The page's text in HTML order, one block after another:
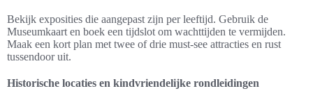
Bekijk exposities die aangepast zijn per leeftijd. Gebruik de
Museumkaart en boek een tijdslot om wachttijden te vermijden.
Maak een kort plan met twee of drie must-see attracties en rust
tussendoor uit.
Historische locaties en kindvriendelijke rondleidingen